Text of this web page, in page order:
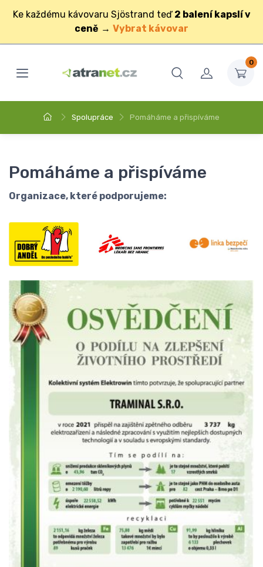
Ke každému kávovaru Sjöstrand teď 2 balení kapslí v
ceně → Vybrat kávovar
0
Spolupráce Pomáháme a přispíváme
Pomáháme a přispíváme
Organizace, které podporujeme: